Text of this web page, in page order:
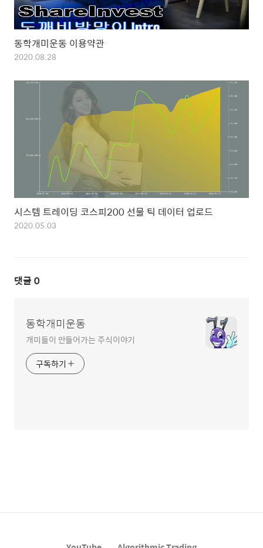
동학개미운동 이용약관
2020.08.28
시스템 트레이딩 코스피200 선물 틱 데이터 업로드
2020.05.03
댓글 0
동학개미운동
개미들이 만들어가는 주식이야기
구독하기